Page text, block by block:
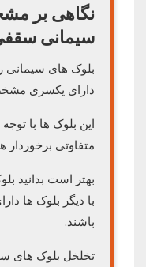
نگاهی بر
سیمانی
بلوک های سیمانی
دارای یکسری
این بلوک ها با
متفاوتی برخوردار
بهتر است بدانید
با دیگر بلوک ها
باشند.
تخلخل بلوک های